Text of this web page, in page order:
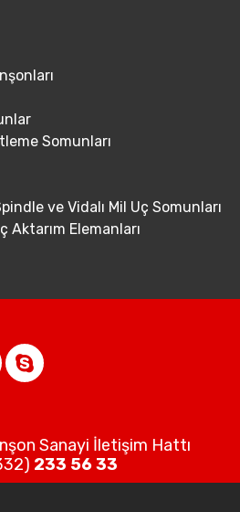
Somunları
ve Vidalı Mil Uç Somunları
Aktarım Elemanları
Sanayi İletişim Hattı
233 56 33